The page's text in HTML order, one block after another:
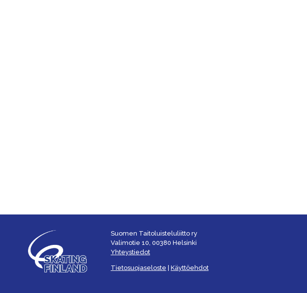
Suomen Taitoluisteluliitto ry
Valimotie 10, 00380 Helsinki
Yhteystiedot
Tietosuojaseloste Käyttöehdot